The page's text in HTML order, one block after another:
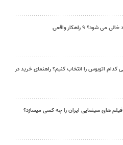
شود؟ ۹ راهکار واقعی
کدام اتوبوس را انتخاب کنیم؟ راهنمای خرید در
های سینمایی ایران را چه کسی میسازد؟